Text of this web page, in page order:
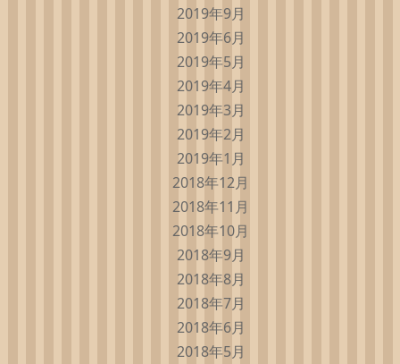
2019年9月
2019年6月
2019年5月
2019年4月
2019年3月
2019年2月
2019年1月
2018年12月
2018年11月
2018年10月
2018年9月
2018年8月
2018年7月
2018年6月
2018年5月